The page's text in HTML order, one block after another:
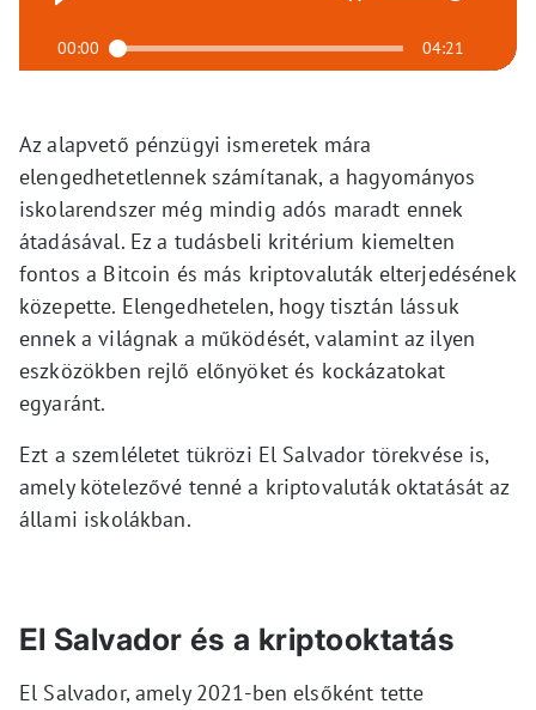
00:00 04:21
Az alapvető pénzügyi ismeretek mára
elengedhetetlennek számítanak, a hagyományos
iskolarendszer még mindig adós maradt ennek
átadásával. Ez a tudásbeli kritérium kiemelten
fontos a Bitcoin és más kriptovaluták elterjedésének
közepette. Elengedhetelen, hogy tisztán lássuk
ennek a világnak a működését, valamint az ilyen
eszközökben rejlő előnyöket és kockázatokat
egyaránt.
Ezt a szemléletet tükrözi El Salvador törekvése is,
amely kötelezővé tenné a kriptovaluták oktatását az
állami iskolákban.
El Salvador és a kriptooktatás
El Salvador, amely 2021-ben elsőként tette